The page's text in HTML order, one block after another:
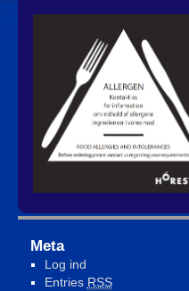
Meta
Log ind
Entries RSS